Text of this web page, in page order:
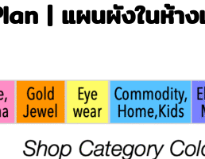
| แผนผังในห้าง